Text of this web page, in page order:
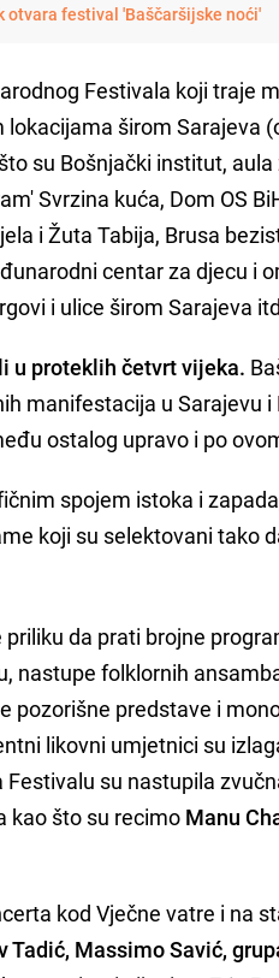
festival 'Baščaršijske noći'
Festivala koji traje
širom Sarajeva
su Bošnjački institut, aula
Svrzina kuća, Dom OS
i Žuta Tabija, Brusa
centar za djecu i
i ulice širom Sarajeva
u proteklih četvrt vijeka.
manifestacija u Sarajevu i
ostalog upravo i po
spojem istoka i
koji su selektovani tako
da prati brojne
nastupe folklornih
pozorišne predstave i
likovni umjetnici su
su nastupila
kao što su recimo Manu
kod Vječne vatre i na
Massimo Savić,